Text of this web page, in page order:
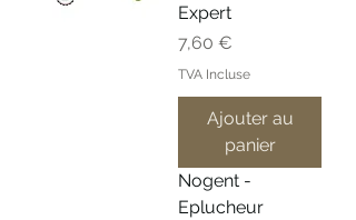
Expert
Prix
7,60 €
TVA Incluse
Ajouter au
panier
Nogent -
Eplucheur